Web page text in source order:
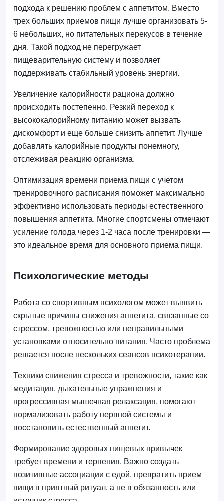
подхода к решению проблем с аппетитом. Вместо
трех больших приемов пищи лучше организовать 5-
6 небольших, но питательных перекусов в течение
дня. Такой подход не перегружает
пищеварительную систему и позволяет
поддерживать стабильный уровень энергии.
Увеличение калорийности рациона должно
происходить постепенно. Резкий переход к
высококалорийному питанию может вызвать
дискомфорт и еще больше снизить аппетит. Лучше
добавлять калорийные продукты понемногу,
отслеживая реакцию организма.
Оптимизация времени приема пищи с учетом
тренировочного расписания поможет максимально
эффективно использовать периоды естественного
повышения аппетита. Многие спортсмены отмечают
усиление голода через 1-2 часа после тренировки —
это идеальное время для основного приема пищи.
Психологические методы
Работа со спортивным психологом может выявить
скрытые причины снижения аппетита, связанные со
стрессом, тревожностью или неправильными
установками относительно питания. Часто проблема
решается после нескольких сеансов психотерапии.
Техники снижения стресса и тревожности, такие как
медитация, дыхательные упражнения и
прогрессивная мышечная релаксация, помогают
нормализовать работу нервной системы и
восстановить естественный аппетит.
Формирование здоровых пищевых привычек
требует времени и терпения. Важно создать
позитивные ассоциации с едой, превратить прием
пищи в приятный ритуал, а не в обязанность или